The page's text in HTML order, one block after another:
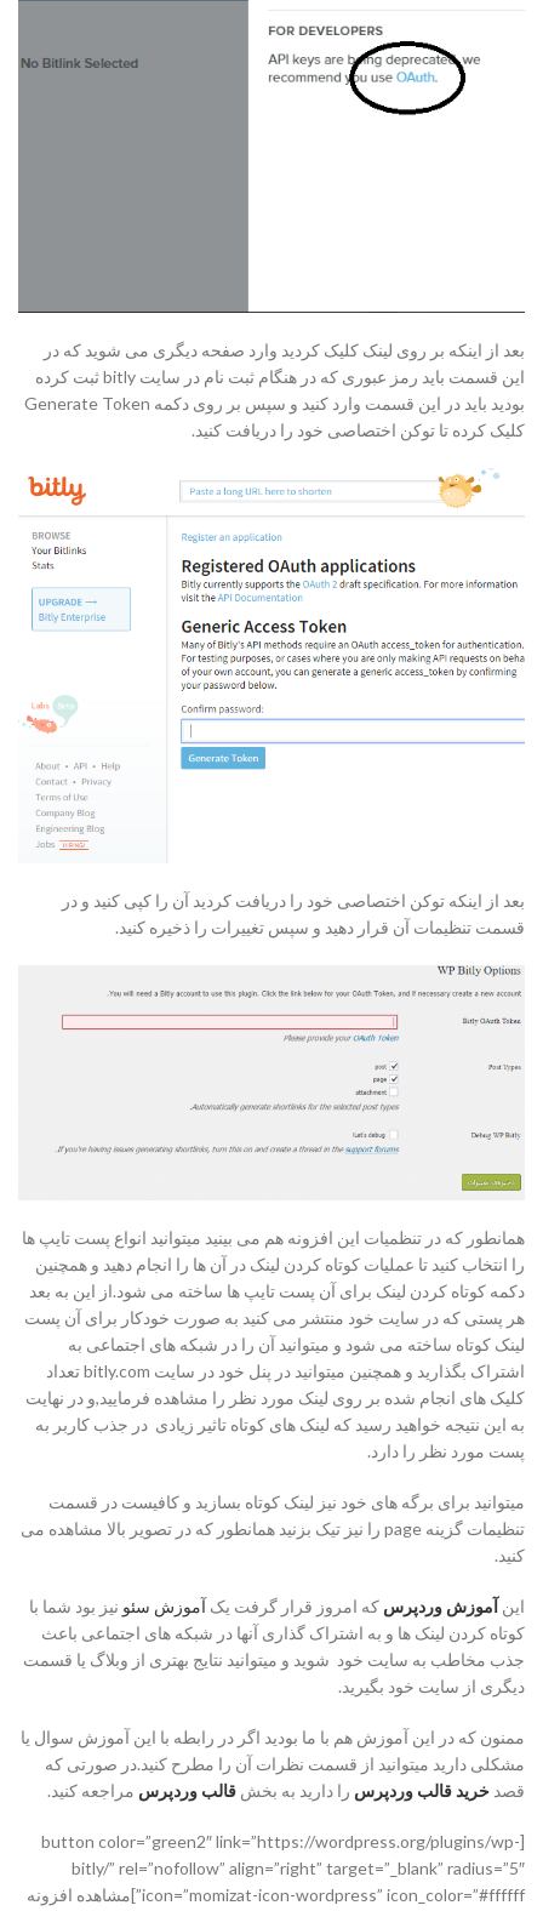
بعد از اینکه بر روی لینک کلیک کردید وارد صفحه دیگری می شوید که در
این قسمت باید رمز عبوری که در هنگام ثبت نام در سایت bitly ثبت کرده
بودید باید در این قسمت وارد کنید و سپس بر روی دکمه Generate Token
کلیک کرده تا توکن اختصاصی خود را دریافت کنید.
بعد از اینکه توکن اختصاصی خود را دریافت کردید آن را کپی کنید و در
قسمت تنظیمات آن قرار دهید و سپس تغییرات را ذخیره کنید.
همانطور که در تنظمیات این افزونه هم می بینید میتوانید انواع پست تایپ ها
را انتخاب کنید تا عملیات کوتاه کردن لینک در آن ها را انجام دهید و همچنین
دکمه کوتاه کردن لینک برای آن پست تایپ ها ساخته می شود.از این به بعد
هر پستی که در سایت خود منتشر می کنید به صورت خودکار برای آن پست
لینک کوتاه ساخته می شود و میتوانید آن را در شبکه های اجتماعی به
اشتراک بگذارید و همچنین میتوانید در پنل خود در سایت bitly.com تعداد
کلیک های انجام شده بر روی لینک مورد نظر را مشاهده فرمایید,و در نهایت
به این نتیجه خواهید رسید که لینک های کوتاه تاثیر زیادی در جذب کاربر به
پست مورد نظر را دارد.
میتوانید برای برگه های خود نیز لینک کوتاه بسازید و کافیست در قسمت
تنظیمات گزینه page را نیز تیک بزنید همانطور که در تصویر بالا مشاهده می
کنید.
این آموزش وردپرس که امروز قرار گرفت یک آموزش سئو نیز بود شما با
کوتاه کردن لینک ها و به اشتراک گذاری آنها در شبکه های اجتماعی باعث
جذب مخاطب به سایت خود شوید و میتوانید نتایج بهتری از وبلاگ یا قسمت
دیگری از سایت خود بگیرید.
ممنون که در این آموزش هم با ما بودید اگر در رابطه با این آموزش سوال یا
مشکلی دارید میتوانید از قسمت نظرات آن را مطرح کنید.در صورتی که
قصد خرید قالب وردپرس را دارید به بخش قالب وردپرس مراجعه کنید.
[button color=”green2″ link=”https://wordpress.org/plugins/wp-
bitly/” rel=”nofollow” align=”right” target=”_blank” radius=”5″
icon=”momizat-icon-wordpress” icon_color=”#ffffff”]مشاهده افزونه